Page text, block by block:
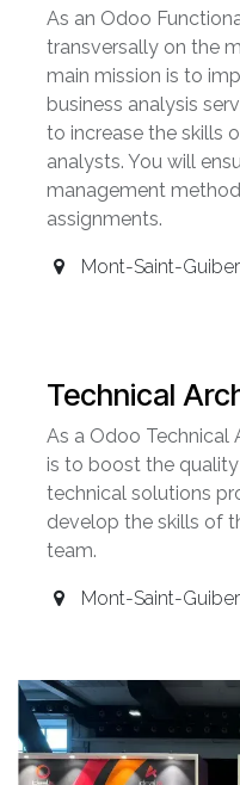
As an Odoo
transversally on the
main mission is to
business analysis
to increase the skills
analysts. You will
management
assignments.
Mont-Saint-
Technical
As a Odoo Technical
is to boost the
technical solutions
develop the skills of
team.
Mont-Saint-